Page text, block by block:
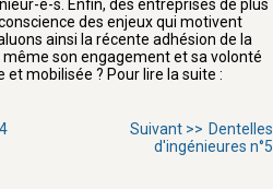
e-s. Enfin, des entreprises de plus
des enjeux qui motivent
ainsi la récente adhésion de la
même son engagement et sa volonté
et mobilisée ? Pour lire la suite :
Suivant >> Dentelles
d'ingénieures n°5